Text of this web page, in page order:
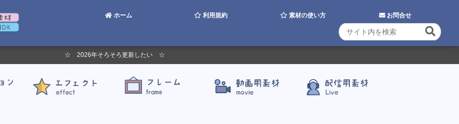
ホーム 利用規約 素材の使い方 お問合せ
☆ 2026年そろそろ更新したい ☆